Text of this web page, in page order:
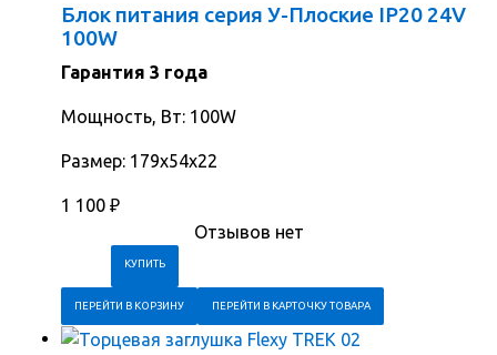
Блок питания серия У-Плоские IP20 24V
100W
Гарантия 3 года
Мощность, Вт: 100W
Размер: 179х54х22
1 100 ₽
Отзывов нет
ПЕРЕЙТИ В КОРЗИНУ ПЕРЕЙТИ В КАРТОЧКУ ТОВАРА